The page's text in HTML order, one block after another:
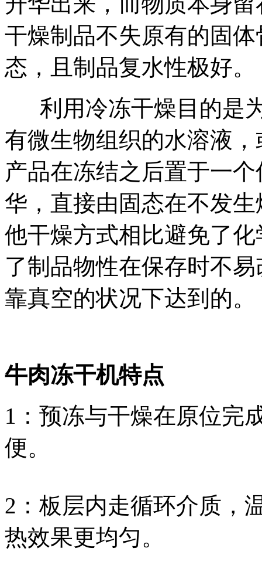
干燥制品不失原有的固
态，且制品复水性极好。
利用冷冻干燥目的是
有微生物组织的水溶液
产品在冻结之后置于一
华，直接由固态在不发
他干燥方式相比避免了
了制品物性在保存时不
靠真空的状况下达到的。
牛肉冻干机特点
1：预冻与干燥在原位完
便。
2：板层内走循环介质，
热效果更均匀。